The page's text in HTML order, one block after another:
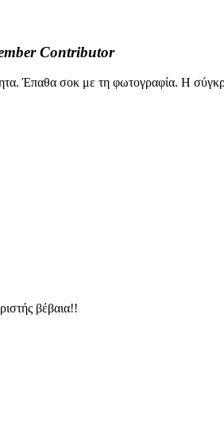
Contributor
Έπαθα σοκ με τη φωτογραφία. Η
βέβαια!!